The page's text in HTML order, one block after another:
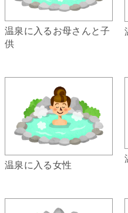
温泉に入るお母さんと子
供
温泉に入る女性